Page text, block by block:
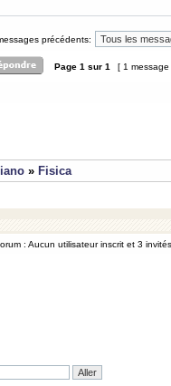
précédents:
Page 1 sur 1 [ 1
» Fisica
: Aucun utilisateur inscrit et 3 invités